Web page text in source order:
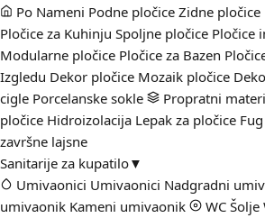
Po Nameni Podne pločice Zidne pločice
Pločice za Kuhinju Spoljne pločice Pločice
Modularne pločice Pločice za Bazen
Izgledu Dekor pločice Mozaik pločice
cigle Porcelanske sokle Propratni
pločice Hidroizolacija Lepak za pločice
završne lajsne
Sanitarije za kupatilo▼
Umivaonici Umivaonici Nadgradni
umivaonik Kameni umivaonik WC Šolje